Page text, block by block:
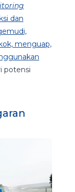
dan
menguap,
potensi